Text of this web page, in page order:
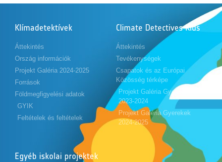
Klímadetektívek
Áttekintés
Ország információk
Projekt Galéria 2024-2025
Források
Földmegfigyelési adatok
GYIK
Feltételek és feltételek
Climate Detectives Kids
Áttekintés
Tevékenységek
Csapatok és az Európai
Közösség térképe
Projekt Galéria Gyerekek
2023-2024
Projekt Galéria Gyerekek
2024-2025
Egyéb iskolai projektek